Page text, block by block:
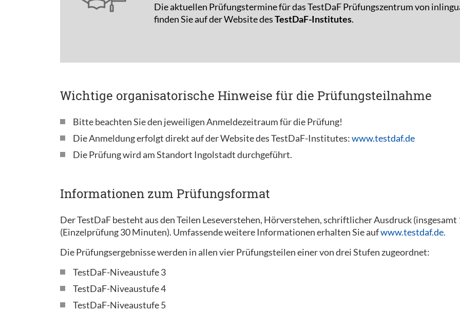
Die aktuellen Prüfungstermine für das TestDaF Prüfungszentrum von
finden Sie auf der Website desTestDaF-Institutes.
Wichtige organisatorische Hinweise für die Prüfungsteilnahme
Bitte beachten Sie den jeweiligen Anmeldezeitraum für die Prüfung!
Die Anmeldung erfolgt direkt auf der Website des TestDaF-Institutes:www.testdaf.de
Die Prüfung wird am Standort Ingolstadt durchgeführt.
Informationen zum Prüfungsformat
Der TestDaF besteht aus den Teilen Leseverstehen, Hörverstehen, schriftlicher Ausdruck
(Einzelprüfung 30 Minuten). Umfassende weitere Informationen erhalten Sie aufwww.testdaf.de.
Die Prüfungsergebnisse werden in allen vier Prüfungsteilen einer von drei Stufen zugeordnet:
TestDaF-Niveaustufe 3
TestDaF-Niveaustufe 4
TestDaF-Niveaustufe 5